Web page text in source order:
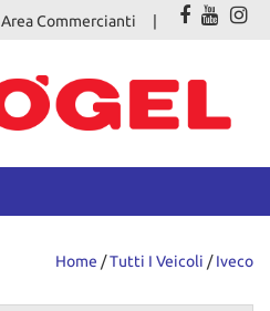
Area Commercianti
Home /Tutti I Veicoli /Iveco